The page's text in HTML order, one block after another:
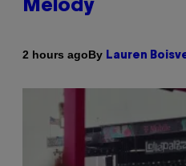
Melody
2 hours agoBy Lauren